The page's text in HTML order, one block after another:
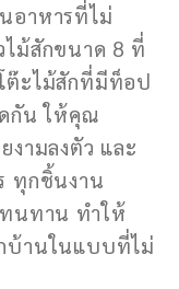
อาหารที่ไม่
ไม้สักขนาด 8 ที่
ต๊ะไม้สักที่มีท็อป
ดกัน ให้คุณ
งามลงตัว และ
ทุกชิ้นงาน
ทนทาน ทำให้
บ้านในแบบที่ไม่